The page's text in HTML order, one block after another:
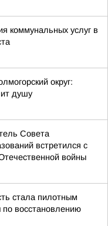
коммунальных услуг в
округ:
душу
Совета
встретился с
войны
стала пилотным
восстановлению